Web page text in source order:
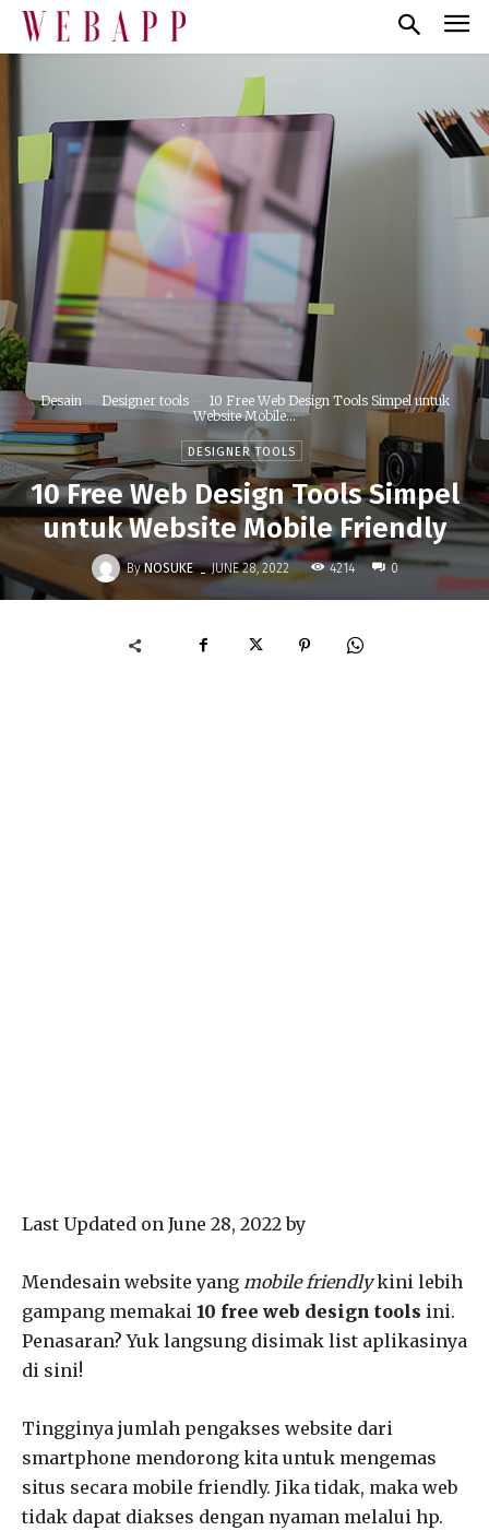
Desain Designer tools
10 Free Web Design Tools Simpel untuk
Website Mobile...
DESIGNER TOOLS
10 Free Web Design Tools Simpel
untuk Website Mobile Friendly
By NOSUKE - JUNE 28, 2022 4214 0
Last Updated on June 28, 2022 by
Mendesain website yang mobile friendlykini lebih
gampang memakai 10 free web design tools ini.
Penasaran? Yuk langsung disimak list aplikasinya
di sini!
Tingginya jumlah pengakses website dari
smartphone mendorong kita untuk mengemas
situs secara mobile friendly. Jika tidak, maka web
tidak dapat diakses dengan nyaman melalui hp.